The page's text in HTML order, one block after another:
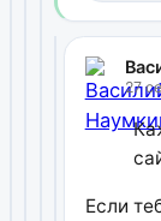
27
Если